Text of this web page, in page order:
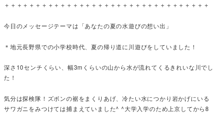
＋＋＋＋＋＋＋＋＋＋＋＋＋＋＋＋＋＋＋＋＋＋＋＋＋＋＋＋＋＋＋＋＋
今日のメッセージテーマは「あなたの夏の水遊びの想い出」
＊地元長野県での小学校時代、夏の帰り道に川遊びをしていました！
深さ10センチくらい、幅3mくらいの山から水が流れてくるきれいな川でし
た！
気分は探検隊！ズボンの裾をまくりあげ、冷たい水につかり岩かげにいる
サワガニをみつけては捕まえていました^ ^大学入学のため上京してから8